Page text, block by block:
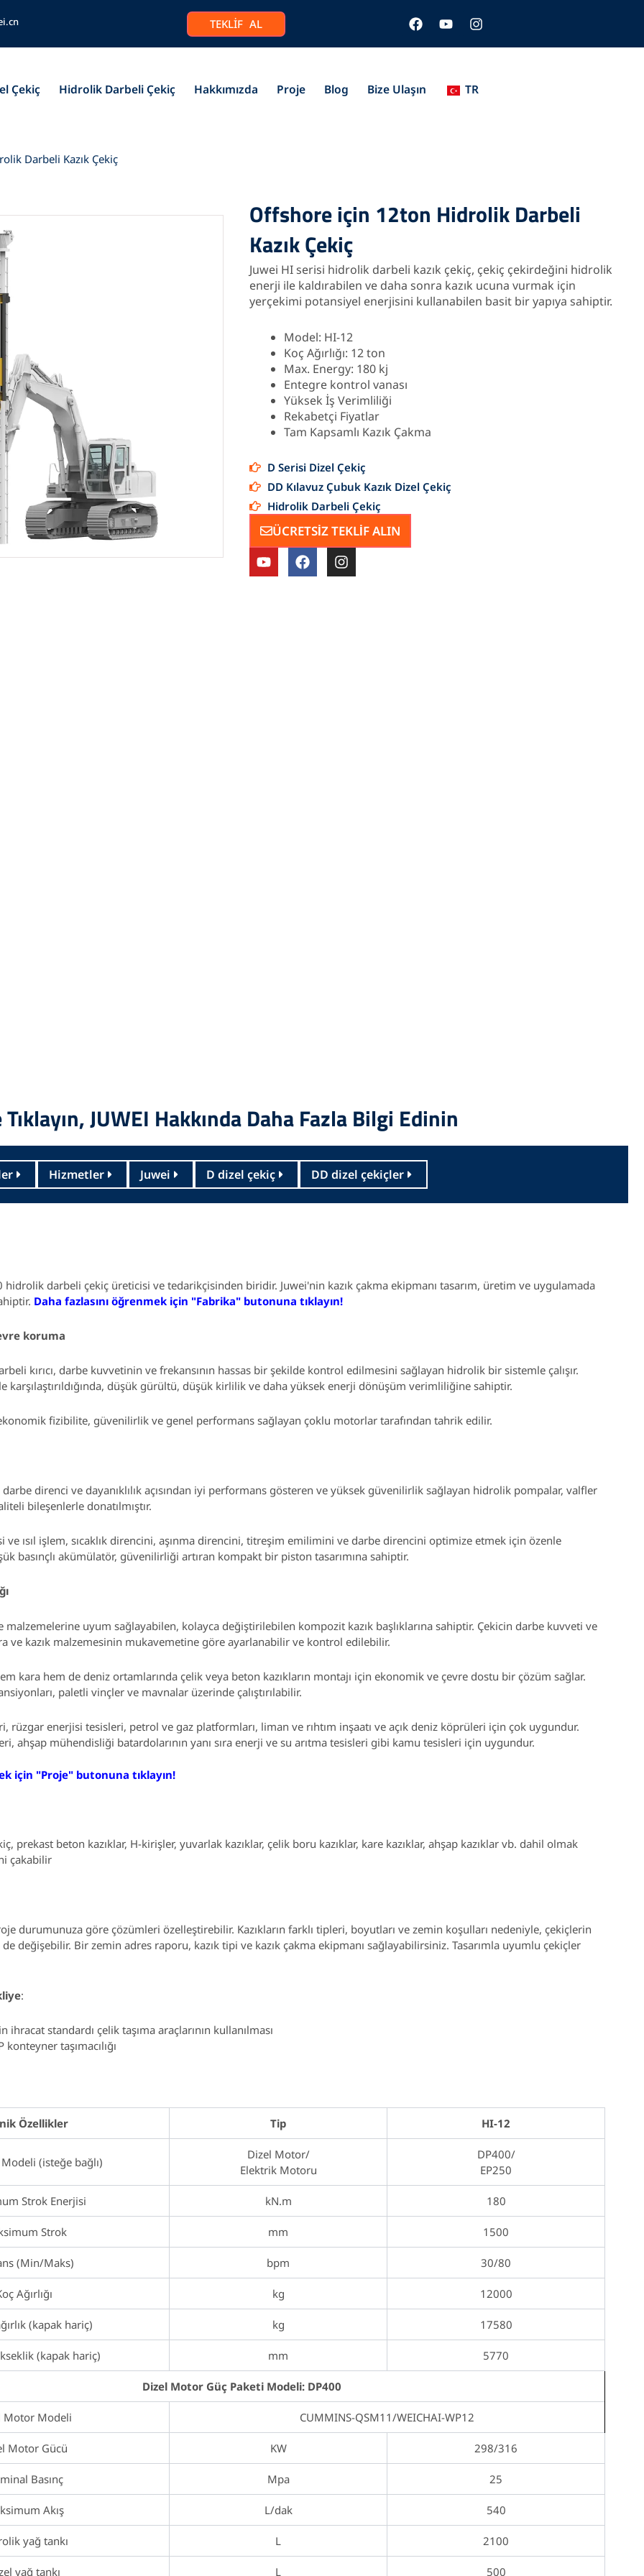
TEKLİF AL F
a
c
o
o
Y
o
u
b
e
I
n
s
g
r
Çekiç Hidrolik Darbeli Çekiç Hakkımızda Proje Blog Bize Ulaşın TR
Darbeli Kazık Çekiç
Offshore için 12ton Hidrolik Darbeli
Kazık Çekiç
Juwei HI serisi hidrolik darbeli kazık çekiç, çekiç çekirdeğini hidrolik
enerji ile kaldırabilen ve daha sonra kazık ucuna vurmak için
yerçekimi potansiyel enerjisini kullanabilen basit bir yapıya sahiptir.
Model: HI-12
Koç Ağırlığı: 12 ton
Max. Energy: 180 kj
Entegre kontrol vanası
Yüksek İş Verimliliği
Rekabetçi Fiyatlar
Tam Kapsamlı Kazık Çakma
D Serisi Dizel Çekiç
DD Kılavuz Çubuk Kazık Dizel Çekiç
Hidrolik Darbeli Çekiç
ÜCRETSİZ TEKLİF ALIN
Y
o
u
F
a
c
I
n
s
JUWEI Hakkında Daha Fazla Bilgi Edinin
Hizmetler Juwei D dizel çekiç DD dizel çekiçler
hidrolik darbeli çekiç üreticisi ve tedarikçisinden biridir. Juwei'nin kazık çakma ekipmanı tasarım, üretim ve uygulamada
Daha fazlasını öğrenmek için "Fabrika" butonuna tıklayın!
koruma
kırıcı, darbe kuvvetinin ve frekansının hassas bir şekilde kontrol edilmesini sağlayan hidrolik bir sistemle çalışır.
karşılaştırıldığında, düşük gürültü, düşük kirlilik ve daha yüksek enerji dönüşüm verimliliğine sahiptir.
fizibilite, güvenilirlik ve genel performans sağlayan çoklu motorlar tarafından tahrik edilir.
direnci ve dayanıklılık açısından iyi performans gösteren ve yüksek güvenilirlik sağlayan hidrolik pompalar, valfler
bileşenlerle donatılmıştır.
ve ısıl işlem, sıcaklık direncini, aşınma direncini, titreşim emilimini ve darbe direncini optimize etmek için özenle
basınçlı akümülatör, güvenilirliği artıran kompakt bir piston tasarımına sahiptir.
malzemelerine uyum sağlayabilen, kolayca değiştirilebilen kompozit kazık başlıklarına sahiptir. Çekicin darbe kuvveti ve
ve kazık malzemesinin mukavemetine göre ayarlanabilir ve kontrol edilebilir.
kara hem de deniz ortamlarında çelik veya beton kazıkların montajı için ekonomik ve çevre dostu bir çözüm sağlar.
paletli vinçler ve mavnalar üzerinde çalıştırılabilir.
rüzgar enerjisi tesisleri, petrol ve gaz platformları, liman ve rıhtım inşaatı ve açık deniz köprüleri için çok uygundur.
ahşap mühendisliği batardolarının yanı sıra enerji ve su arıtma tesisleri gibi kamu tesisleri için uygundur.
için "Proje" butonuna tıklayın!
prekast beton kazıklar, H-kirişler, yuvarlak kazıklar, çelik boru kazıklar, kare kazıklar, ahşap kazıklar vb. dahil olmak
çakabilir
durumunuza göre çözümleri özelleştirebilir. Kazıkların farklı tipleri, boyutları ve zemin koşulları nedeniyle, çekiçlerin
değişebilir. Bir zemin adres raporu, kazık tipi ve kazık çakma ekipmanı sağlayabilirsiniz. Tasarımla uyumlu çekiçler
:
ihracat standardı çelik taşıma araçlarının kullanılması
taşımacılığı
Özellikler Tip HI-12
(isteğe bağlı)
Dizel Motor/
Elektrik Motoru
DP400/
EP250
Strok Enerjisi kN.m 180
Strok mm 1500
(Min/Maks) bpm 30/80
Ağırlığı kg 12000
(kapak hariç) kg 17580
(kapak hariç) mm 5770
Dizel Motor Güç Paketi Modeli: DP400
Motor Modeli CUMMINS-QSM11/WEICHAI-WP12
Motor Gücü KW 298/316
Basınç Mpa 25
Akış L/dak 540
yağ tankı L 2100
yağ tankı L 500